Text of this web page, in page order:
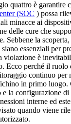
quattro è garantire
(SOC ) possa
minacce ai
delle cure che
Sebbene la
essenziali per
violazione è
Ecco perché il ruolo
continuo per
in primo
la configurazione di
interne ed
quando viene